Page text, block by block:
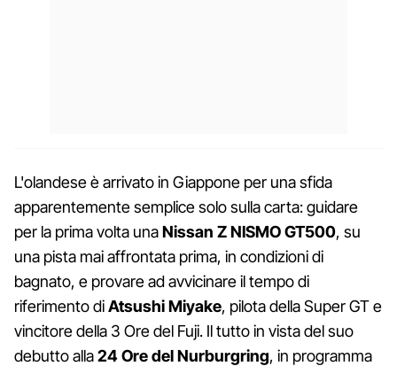
L'olandese è arrivato in Giappone per una sfida
apparentemente semplice solo sulla carta: guidare
per la prima volta unaNissan Z NISMO GT500, su
una pista mai affrontata prima, in condizioni di
bagnato, e provare ad avvicinare il tempo di
riferimento diAtsushi Miyake, pilota della Super GT e
vincitore della 3 Ore del Fuji. Il tutto in vista del suo
debutto alla24 Ore del Nurburgring, in programma